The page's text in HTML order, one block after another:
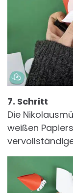
7. Schritt
Die
weißen